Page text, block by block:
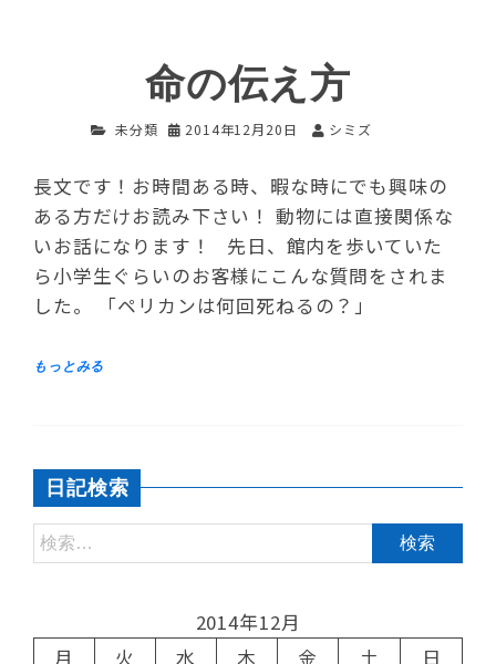
命の伝え方
未分類 2014年12月20日 シミズ
長文です！お時間ある時、暇な時にでも興味の
ある方だけお読み下さい！ 動物には直接関係な
いお話になります！ 先日、館内を歩いていた
ら小学生ぐらいのお客様にこんな質問をされま
した。 「ペリカンは何回死ねるの？」
日記検索
2014年12月
月
火 水 木 金 土
日